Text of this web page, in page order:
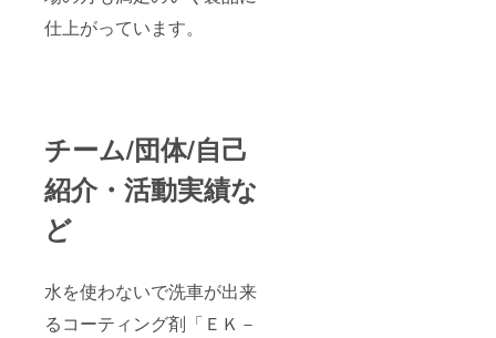
仕上がっています。
チーム/団体/自己
紹介・活動実績な
ど
水を使わないで洗車が出来
るコーティング剤「ＥＫ－